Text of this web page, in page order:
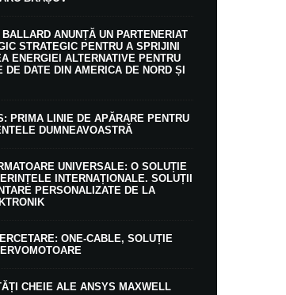
ANUNȚĂ UN PARTENERIAT
STRATEGIC PENTRU A SPRIJINI
ENERGIEI ALTERNATIVE PENTRU
DE DATE DIN AMERICA DE NORD ȘI
PRIMA LINIE DE APĂRARE PENTRU
DUMNEAVOASTRĂ
UNIVERSALE: O SOLUȚIE
INTERNAȚIONALE. SOLUȚII
PERSONALIZATE DE LA
ONE-CABLE, SOLUȚIE
CHEIE ALE ANSYS MAXWELL